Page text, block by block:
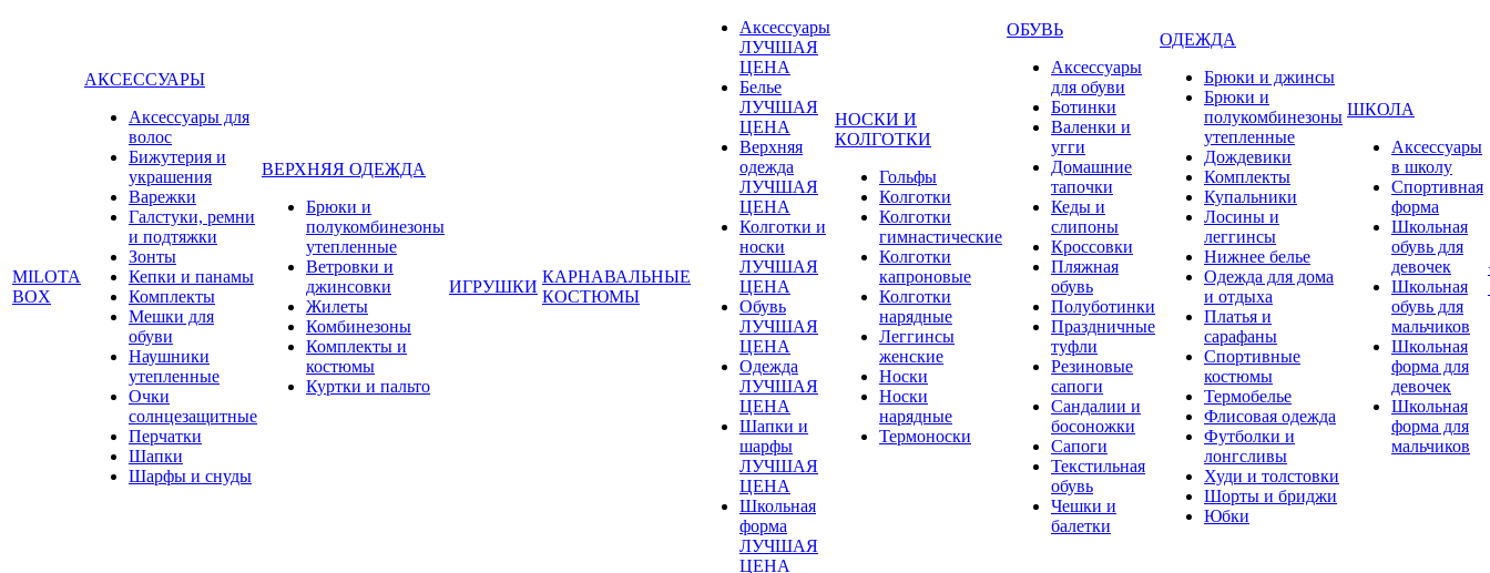
MILOTA
BOX
АКСЕССУАРЫ
Аксессуары для
волос
Бижутерия и
украшения
Варежки
Галстуки, ремни
и подтяжки
Зонты
Кепки и панамы
Комплекты
Мешки для
обуви
Наушники
утепленные
Очки
солнцезащитные
Перчатки
Шапки
Шарфы и снуды
ВЕРХНЯЯ ОДЕЖДА
Брюки и
полукомбинезоны
утепленные
Ветровки и
джинсовки
Жилеты
Комбинезоны
Комплекты и
костюмы
Куртки и пальто
ИГРУШКИ
КАРНАВАЛЬНЫЕ
КОСТЮМЫ
Аксессуары
ЛУЧШАЯ
ЦЕНА
Белье
ЛУЧШАЯ
ЦЕНА
Верхняя
одежда
ЛУЧШАЯ
ЦЕНА
Колготки и
носки
ЛУЧШАЯ
ЦЕНА
Обувь
ЛУЧШАЯ
ЦЕНА
Одежда
ЛУЧШАЯ
ЦЕНА
Шапки и
шарфы
ЛУЧШАЯ
ЦЕНА
Школьная
форма
ЛУЧШАЯ
ЦЕНА
НОСКИ И
КОЛГОТКИ
Гольфы
Колготки
Колготки
гимнастические
Колготки
капроновые
Колготки
нарядные
Леггинсы
женские
Носки
Носки
нарядные
Термоноски
ОБУВЬ
Аксессуары
для обуви
Ботинки
Валенки и
угги
Домашние
тапочки
Кеды и
слипоны
Кроссовки
Пляжная
обувь
Полуботинки
Праздничные
туфли
Резиновые
сапоги
Сандалии и
босоножки
Сапоги
Текстильная
обувь
Чешки и
балетки
ОДЕЖДА
Брюки и джинсы
Брюки и
полукомбинезоны
утепленные
Дождевики
Комплекты
Купальники
Лосины и
леггинсы
Нижнее белье
Одежда для дома
и отдыха
Платья и
сарафаны
Спортивные
костюмы
Термобелье
Флисовая одежда
Футболки и
лонгсливы
Худи и толстовки
Шорты и бриджи
Юбки
ШКОЛА
Аксессуары
в школу
Спортивная
форма
Школьная
обувь для
девочек
Школьная
обувь для
мальчиков
Школьная
форма для
девочек
Школьная
форма для
мальчиков